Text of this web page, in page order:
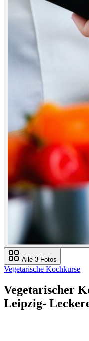
Alle 3 Fotos
Vegetarische Kochkurse
Vegetarischer
Leipzig-